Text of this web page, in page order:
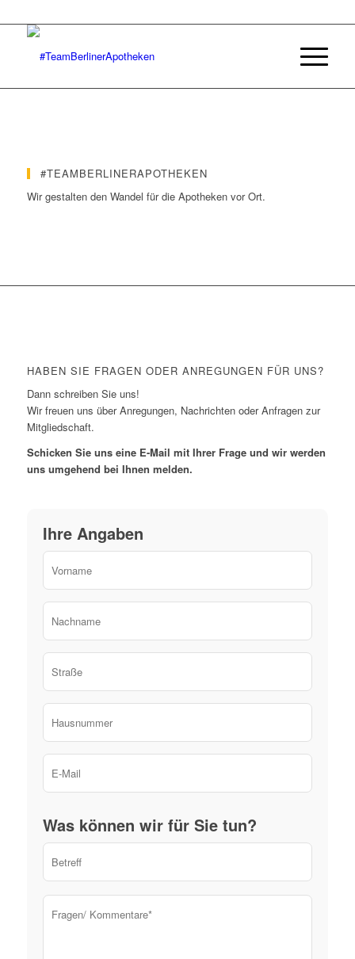
#TEAMBERLINERAPOTHEKEN
Wir gestalten den Wandel für die Apotheken vor Ort.
HABEN SIE FRAGEN ODER ANREGUNGEN FÜR UNS?
Dann schreiben Sie uns!
Wir freuen uns über Anregungen, Nachrichten oder Anfragen zur
Mitgliedschaft.
Schicken Sie uns eine E-Mail mit Ihrer Frage und wir werden
uns umgehend bei Ihnen melden.
Ihre Angaben
Was können wir für Sie tun?